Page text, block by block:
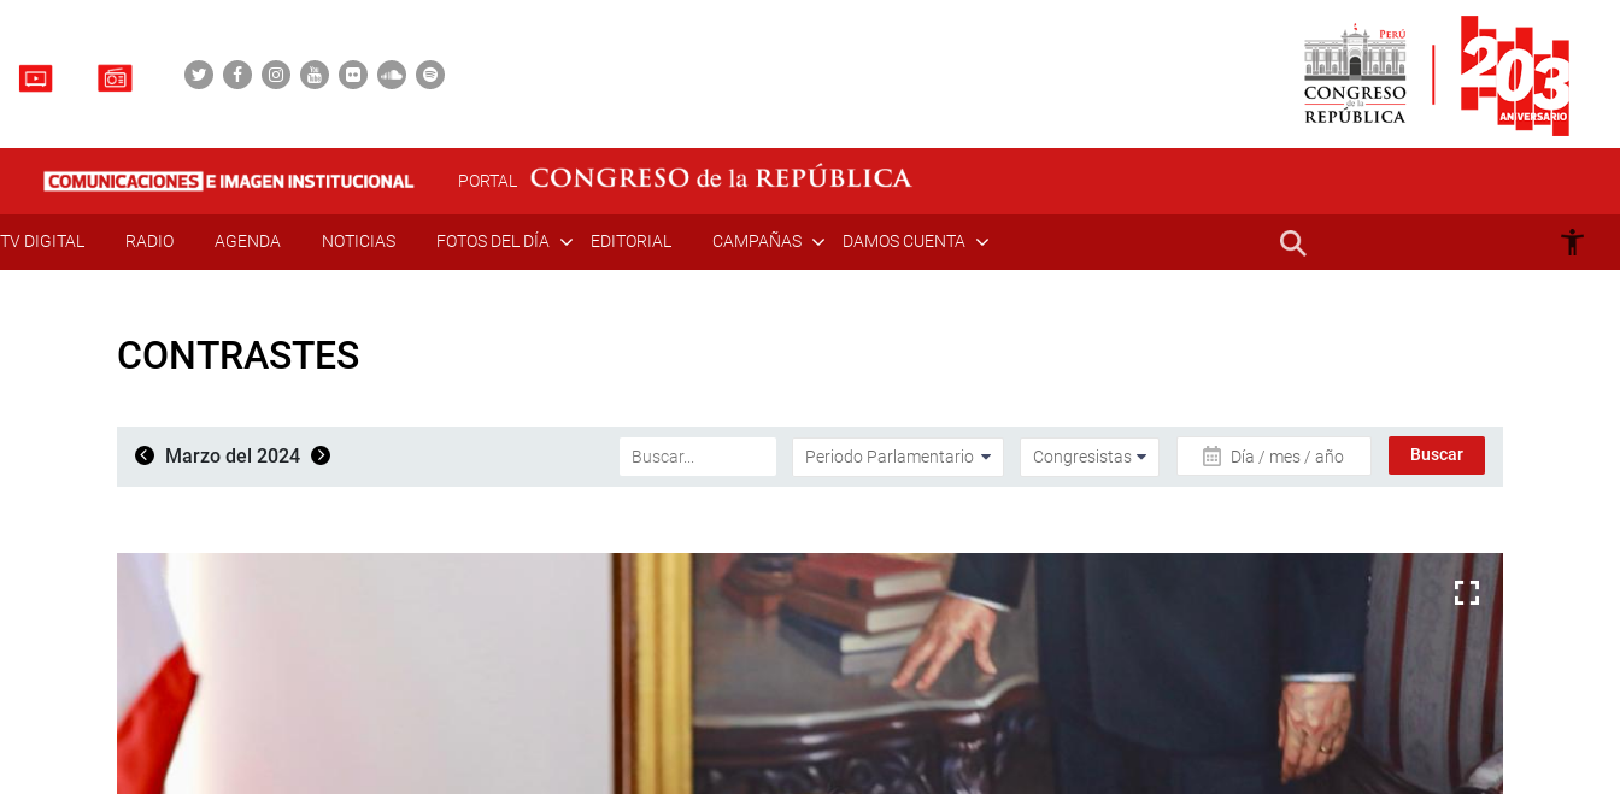
PORTAL
TV DIGITAL RADIO AGENDA NOTICIAS FOTOS DEL DÍA EDITORIAL CAMPAÑAS DAMOS CUENTA
CONTRASTES
Marzo del 2024 Día / mes / año